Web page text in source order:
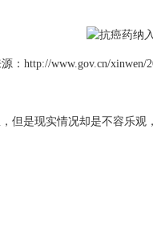
：http://www.gov.cn/xinwen/
但是现实情况却是不容乐观